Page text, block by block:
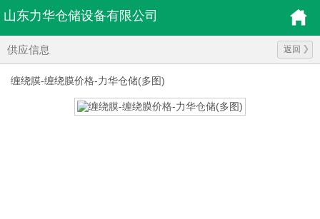
山东力华仓储设备有限公司
供应信息 返回
缠绕膜-缠绕膜价格-力华仓储(多图)